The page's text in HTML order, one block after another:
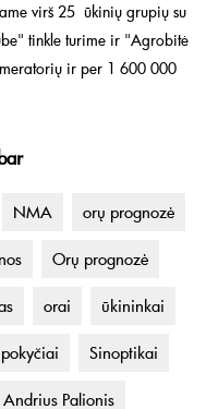
virš 25 ūkinių grupių su
tinkle turime ir "Agrobitė
ir per 1 600 000
NMA orų prognozė
Orų prognozė
orai ūkininkai
pokyčiai Sinoptikai
Andrius Palionis